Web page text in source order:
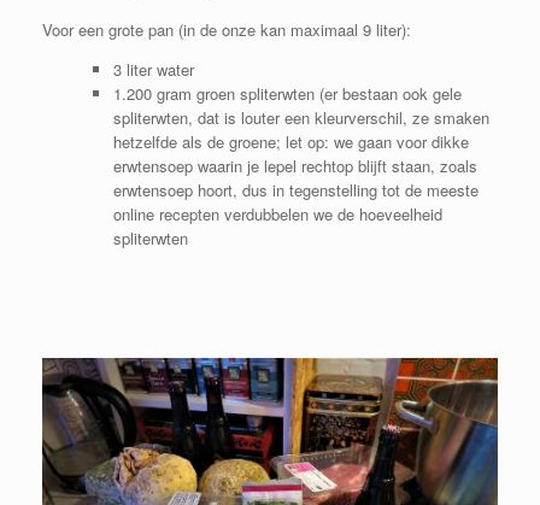
Voor een grote pan (in de onze kan maximaal 9 liter):
3 liter water
1.200 gram groen spliterwten (er bestaan ook gele
spliterwten, dat is louter een kleurverschil, ze smaken
hetzelfde als de groene; let op: we gaan voor dikke
erwtensoep waarin je lepel rechtop blijft staan, zoals
erwtensoep hoort, dus in tegenstelling tot de meeste
online recepten verdubbelen we de hoeveelheid
spliterwten